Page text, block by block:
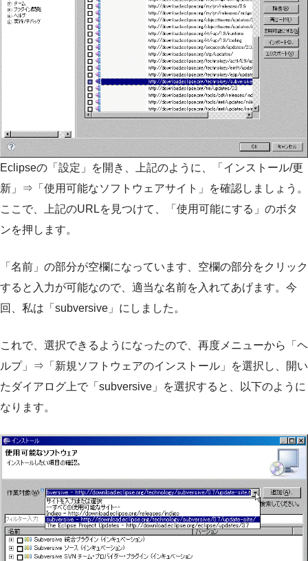
Eclipseの「設定」を開き、上記のように、「インストール/更
新」⇒「使用可能なソフトウェアサイト」を確認しましょう。
ここで、上記のURLを見つけて、「使用可能にする」のボタ
ンを押します。
「名前」の部分が空欄になっています、空欄の部分をクリック
すると入力が可能なので、適当な名前を入れてあげます。今
回、私は「subversive」にしました。
これで、選択できるようになったので、再度メニューから「ヘ
ルプ」⇒「新規ソフトウェアのインストール」を選択し、開い
たダイアログ上で「subversive」を選択すると、以下のように
なります。